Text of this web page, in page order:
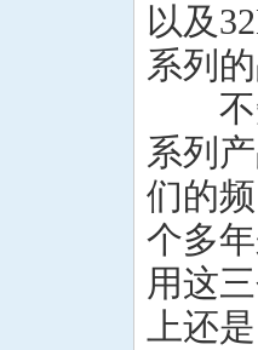
以及
系列
不知
系列
们的
个多
用这
上还